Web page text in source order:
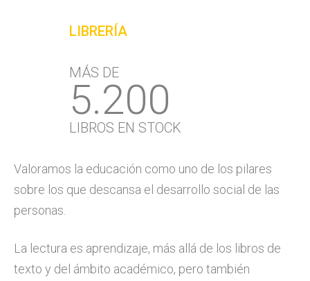
LIBRERÍA
MÁS DE
5.200
LIBROS EN STOCK
Valoramos la educación como uno de los pilares
sobre los que descansa el desarrollo social de las
personas.
La lectura es aprendizaje, más allá de los libros de
texto y del ámbito académico, pero también